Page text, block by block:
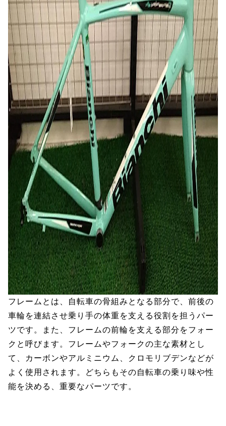
フレームとは、自転車の骨組みとなる部分で、前後の
車輪を連結させ乗り手の体重を支える役割を担うパー
ツです。また、フレームの前輪を支える部分をフォー
クと呼びます。フレームやフォークの主な素材とし
て、カーボンやアルミニウム、クロモリブデンなどが
よく使用されます。どちらもその自転車の乗り味や性
能を決める、重要なパーツです。